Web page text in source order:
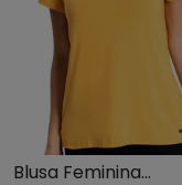
Blusa Feminina